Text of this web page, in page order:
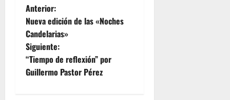
N
a
v
e
Anterior:
Nueva edición de las «Noches
Candelarias»
Siguiente:
“Tiempo de reflexión” por
Guillermo Pastor Pérez